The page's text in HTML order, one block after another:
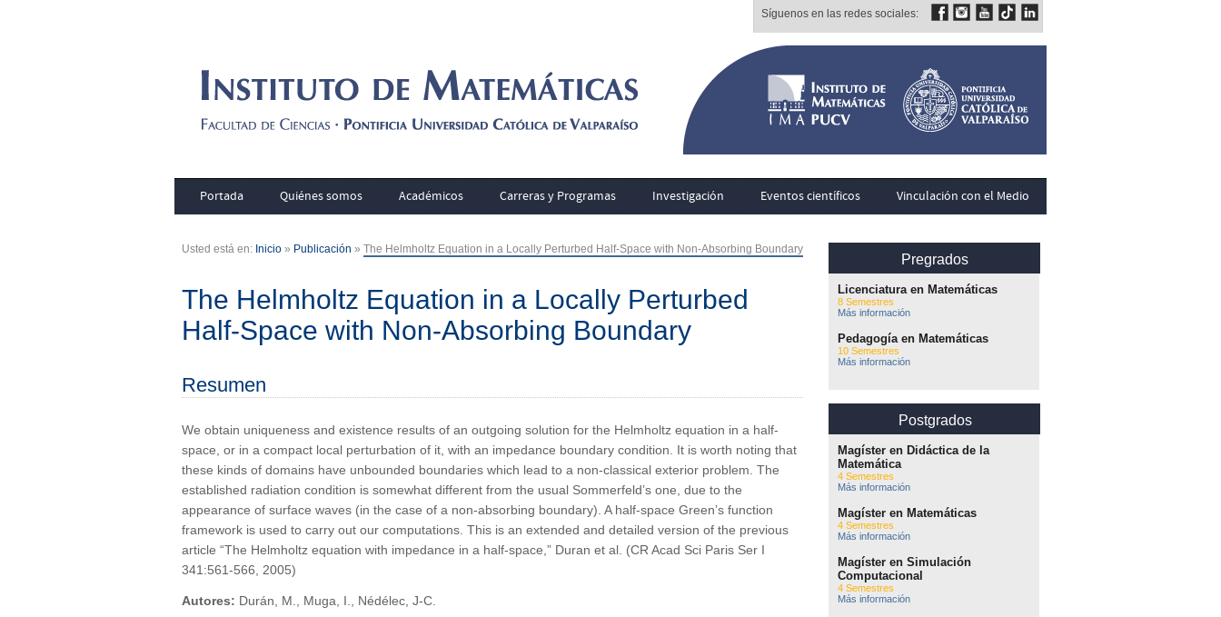
Síguenos en las redes sociales:
Portada Quiénes somos Académicos Carreras y Programas Investigación Eventos científicos Vinculación con el Medio
Usted está en: Inicio » Publicación » The Helmholtz Equation in a Locally Perturbed Half-Space with Non-Absorbing Boundary
The Helmholtz Equation in a Locally Perturbed
Half-Space with Non-Absorbing Boundary
Resumen
We obtain uniqueness and existence results of an outgoing solution for the Helmholtz equation in a half-
space, or in a compact local perturbation of it, with an impedance boundary condition. It is worth noting that
these kinds of domains have unbounded boundaries which lead to a non-classical exterior problem. The
established radiation condition is somewhat different from the usual Sommerfeld’s one, due to the
appearance of surface waves (in the case of a non-absorbing boundary). A half-space Green’s function
framework is used to carry out our computations. This is an extended and detailed version of the previous
article “The Helmholtz equation with impedance in a half-space,” Duran et al. (CR Acad Sci Paris Ser I
341:561-566, 2005)
Autores: Durán, M., Muga, I., Nédélec, J-C.
Pregrados
Licenciatura en Matemáticas
8 Semestres
Más información
Pedagogía en Matemáticas
10 Semestres
Más información
Postgrados
Magíster en Didáctica de la
Matemática
4 Semestres
Más información
Magíster en Matemáticas
4 Semestres
Más información
Magíster en Simulación
Computacional
4 Semestres
Más información